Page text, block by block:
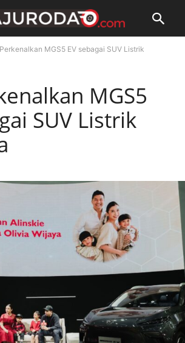
MGS5 EV sebagai SUV Listrik
MGS5
SUV Listrik